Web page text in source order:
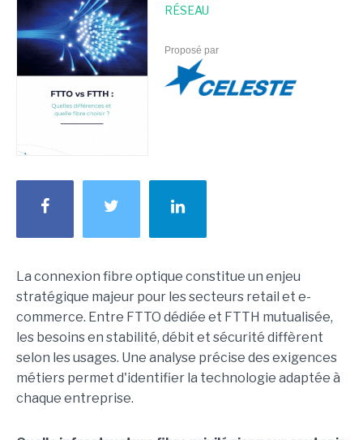
RÉSEAU
Proposé par
La connexion fibre optique constitue un enjeu
stratégique majeur pour les secteurs retail et e-
commerce. Entre FTTO dédiée et FTTH mutualisée,
les besoins en stabilité, débit et sécurité diffèrent
selon les usages. Une analyse précise des exigences
métiers permet d'identifier la technologie adaptée à
chaque entreprise.